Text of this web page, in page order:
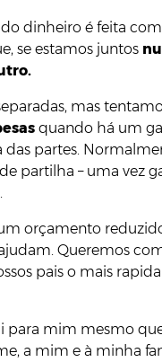
do dinheiro é feita
se estamos juntos
mas
quando há um
das partes.
partilha – uma vez
orçamento
Queremos
pais o mais
para mim mesmo
a mim e à minha